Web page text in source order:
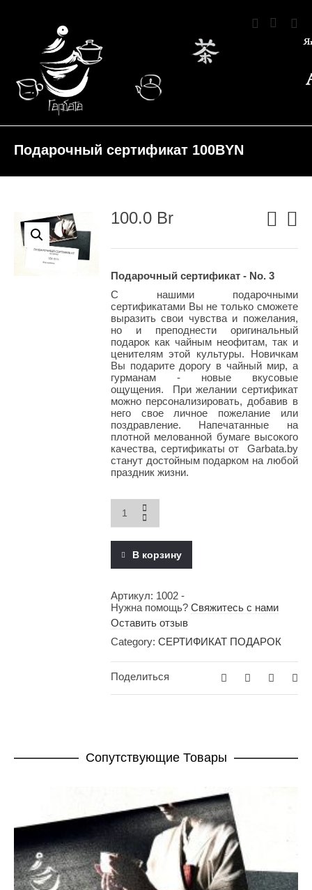
Подарочный сертификат 100BYN
100.0 Br
Подарочный сертификат - No. 3
С нашими подарочными
сертификатами Вы не только сможете
выразить свои чувства и пожелания,
но и преподнести оригинальный
подарок как чайным неофитам, так и
ценителям этой культуры. Новичкам
Вы подарите дорогу в чайный мир, а
гурманам - новые вкусовые
ощущения. При желании сертификат
можно персонализировать, добавив в
него свое личное пожелание или
поздравление. Напечатанные на
плотной мелованной бумаге высокого
качества, сертификаты от Garbata.by
станут достойным подарком на любой
праздник жизни.
Подарочный
сертификат
В корзину
Артикул: 1002-
Нужна помощь? Свяжитесь с нами
Оставить отзыв
Category: СЕРТИФИКАТ ПОДАРОК
Поделиться
Cопутствующие Товары